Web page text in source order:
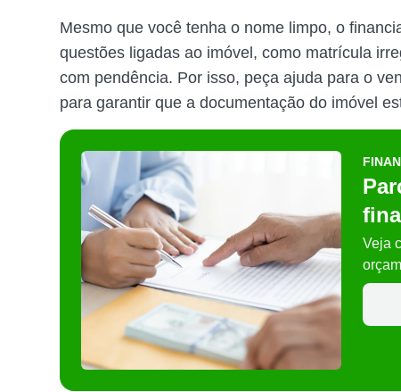
Mesmo que você tenha o nome limpo, o
questões ligadas ao imóvel, como matrícula
com pendência. Por isso, peça ajuda para o
para garantir que a documentação do imóvel
Veja